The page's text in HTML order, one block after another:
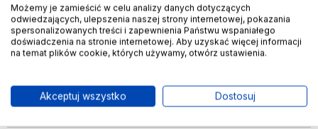
GLS – doręczenie do automatów Orlen Paczka,
sklepów Żabka i innych(Kup do godziny 14:30
(dni robocze) a przesyłkę wyślemy dziś, dostawa
1 dzień)
8,49 zł
DPD Pickup punkt odbioru/automat paczkowy
(Kup do godziny 14:30 (dni robocze) a przesyłkę
9,99 zł
Możemy je zamieścić w celu analizy danych dotyczących
odwiedzających, ulepszenia naszej strony internetowej, pokazania
spersonalizowanych treści i zapewnienia Państwu wspaniałego
doświadczenia na stronie internetowej. Aby uzyskać więcej informacji
na temat plików cookie, których używamy, otwórz ustawienia.
Akceptuj wszystko Dostosuj